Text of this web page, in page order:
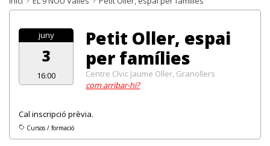
juny
3
16:00
Cursos / formació
Petit Oller, espai
per famílies
Centre Cívic Jaume Oller, Granollers
com arribar-hi?
Cal inscripció prèvia.